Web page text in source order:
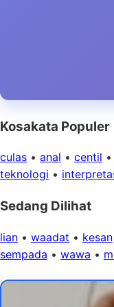
Kosakata Populer
culas • anal • centil •
teknologi •
Sedang Dilihat
lian • waadat • kesan
sempada • wawa •